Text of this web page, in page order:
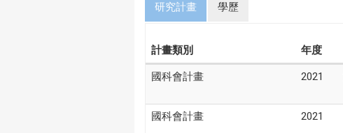
研究計畫 學歷
計畫類別 年度
國科會計畫 2021
國科會計畫 2021